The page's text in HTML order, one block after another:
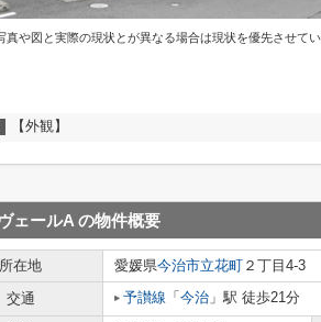
真や図と実際の現状とが異なる場合は現状を優先させて
【外観】
ェールA の物件概要
所在地 愛媛県今治市立花町 ２丁目4-3
交通
予讃線 「 今治 」駅 徒歩21分